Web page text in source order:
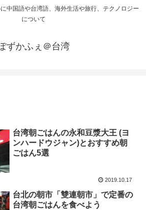
中国語や台湾語、海外生活や旅行、テクノロジー
について
ずかふぇ＠台湾
台湾朝ごはんの永和豆漿大王 (ヨ
ンハードウジャン)とおすすめ朝
ごはん5選
2019.10.17
台北の朝市「雙連朝市」で定番の
台湾朝ごはんを食べよう